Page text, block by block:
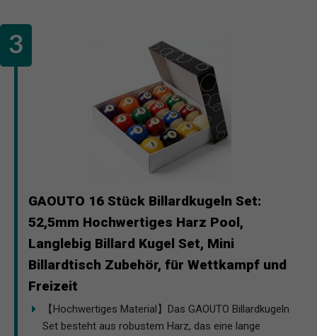
GAOUTO 16 Stück Billardkugeln Set:
52,5mm Hochwertiges Harz Pool,
Langlebig Billard Kugel Set, Mini
Billardtisch Zubehör, für Wettkampf und
Freizeit
【Hochwertiges Material】Das GAOUTO Billardkugeln
Set besteht aus robustem Harz, das eine lange